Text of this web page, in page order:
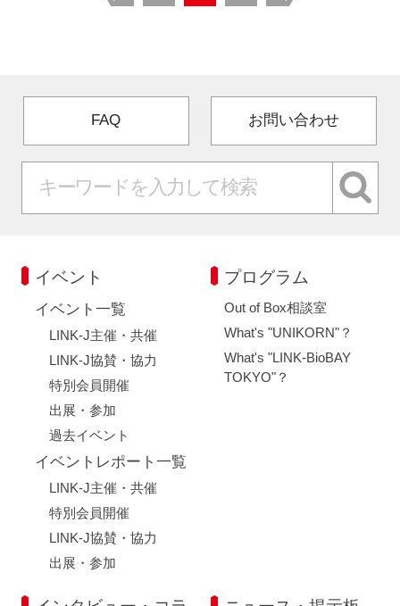
FAQ お問い合わせ
イベント
イベント一覧
LINK-J主催・共催
LINK-J協賛・協力
特別会員開催
出展・参加
過去イベント
イベントレポート一覧
LINK-J主催・共催
特別会員開催
LINK-J協賛・協力
出展・参加
プログラム
Out of Box相談室
What's "UNIKORN"？
What's "LINK-BioBAY
TOKYO"？